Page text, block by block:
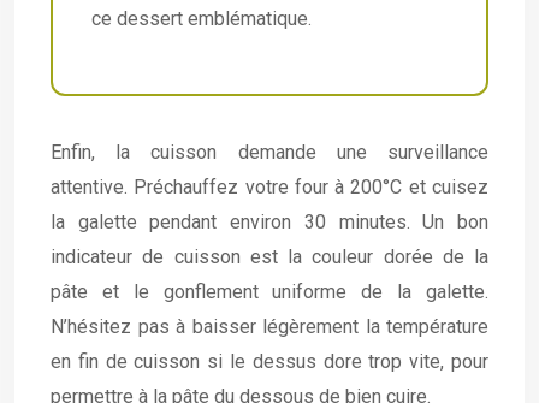
ce dessert emblématique.
Enfin, la cuisson demande une surveillance
attentive. Préchauffez votre four à 200°C et cuisez
la galette pendant environ 30 minutes. Un bon
indicateur de cuisson est la couleur dorée de la
pâte et le gonflement uniforme de la galette.
N’hésitez pas à baisser légèrement la température
en fin de cuisson si le dessus dore trop vite, pour
permettre à la pâte du dessous de bien cuire.